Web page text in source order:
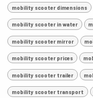
mobility scooter dimensions
mobility scooter in water
mobility scooter mirror
mobility scooter prices
mobility scooter trailer
mobility scooter transport